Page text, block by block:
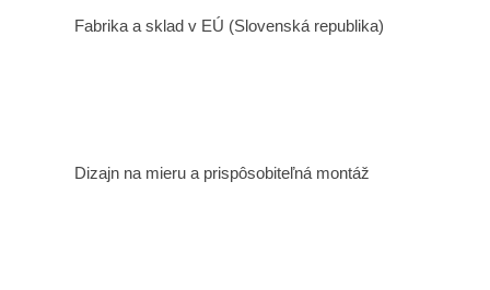
Fabrika a sklad v EÚ (Slovenská republika)
Dizajn na mieru a prispôsobiteľná montáž